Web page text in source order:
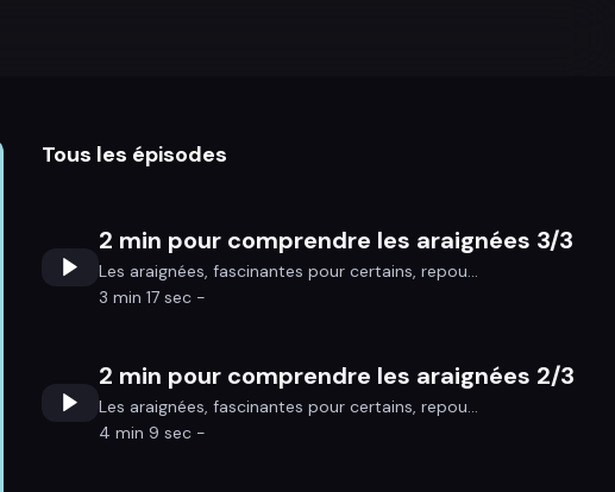
Tous les épisodes
2 min pour comprendre les araignées 3/3
Les araignées, fascinantes pour certains, repou...
3 min 17 sec -
2 min pour comprendre les araignées 2/3
Les araignées, fascinantes pour certains, repou...
4 min 9 sec -